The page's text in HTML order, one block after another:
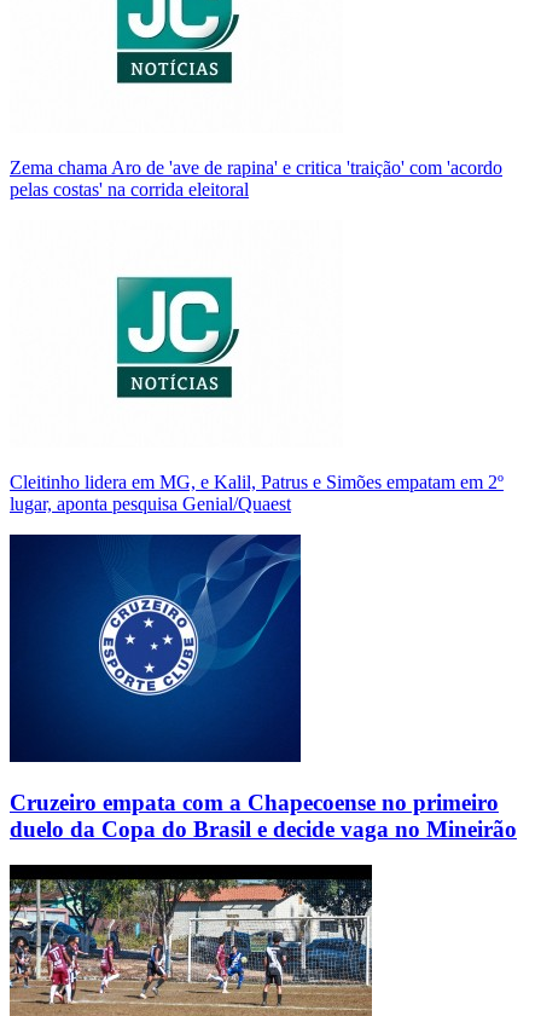
Zema chama Aro de 'ave de rapina' e critica 'traição' com 'acordo
pelas costas' na corrida eleitoral
Cleitinho lidera em MG, e Kalil, Patrus e Simões empatam em 2º
lugar, aponta pesquisa Genial/Quaest
Cruzeiro empata com a Chapecoense no primeiro
duelo da Copa do Brasil e decide vaga no Mineirão